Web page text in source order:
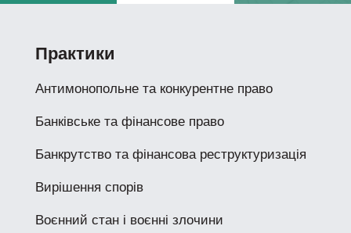
Практики
Антимонопольне та конкурентне право
Банківське та фінансове право
Банкрутство та фінансова реструктуризація
Вирішення спорів
Воєнний стан і воєнні злочини